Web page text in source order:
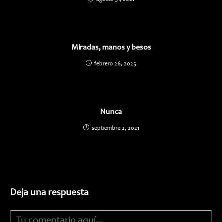
Miradas, manos y besos
febrero 26, 2025
Nunca
septiembre 2, 2021
Deja una respuesta
Comentario